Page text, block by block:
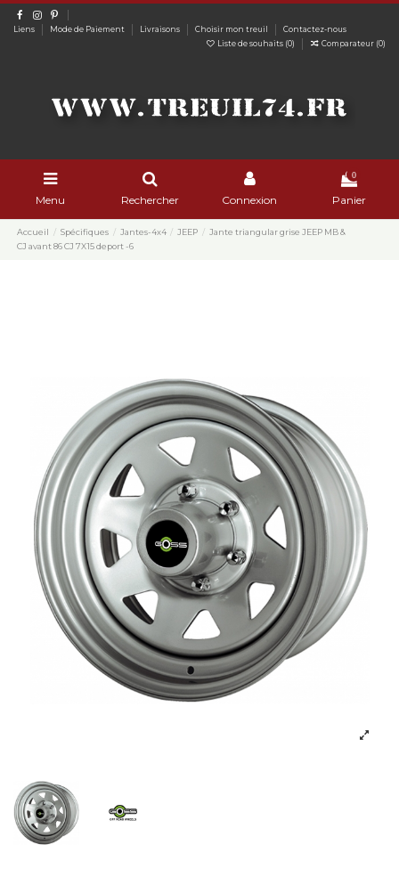
Liens Mode de Paiement Livraisons Choisir mon treuil
Contactez-nous
Liste de souhaits (0) Comparateur (0)
Menu Rechercher Connexion
0
Panier
Accueil Spécifiques Jantes-4x4 JEEP
Jante triangular grise JEEP MB &
CJ avant 86 CJ 7X15 deport -6